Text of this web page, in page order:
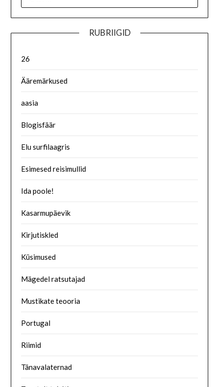
RUBRIIGID
26
Ääremärkused
aasia
Blogisfäär
Elu surfilaagris
Esimesed reisimullid
Ida poole!
Kasarmupäevik
Kirjutiskled
Küsimused
Mägedel ratsutajad
Mustikate teooria
Portugal
Riimid
Tänavalaternad